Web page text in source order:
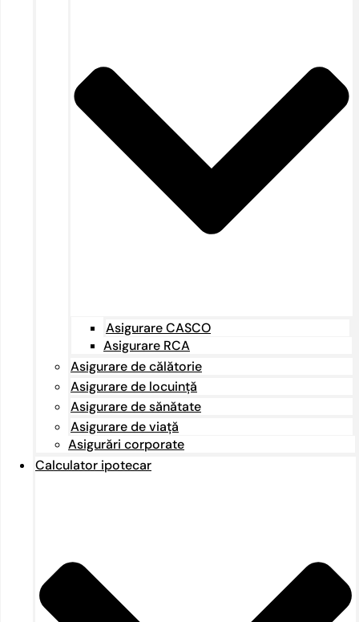
Asigurare CASCO
Asigurare RCA
Asigurare de călătorie
Asigurare de locuință
Asigurare de sănătate
Asigurare de viață
Asigurări corporate
Calculator ipotecar